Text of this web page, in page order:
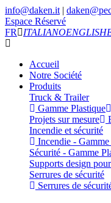
info@daken.it |
Espace Réservé
FR
ITALIANOENGLISH
Accueil
Notre Société
Produits
Truck & Trailer
Gamme Plastique
Projets sur mesure
Incendie et sécurité
Incendie - Gamme
Sécurité - Gamme
Supports design
Serrures de sécurité
Serrures de